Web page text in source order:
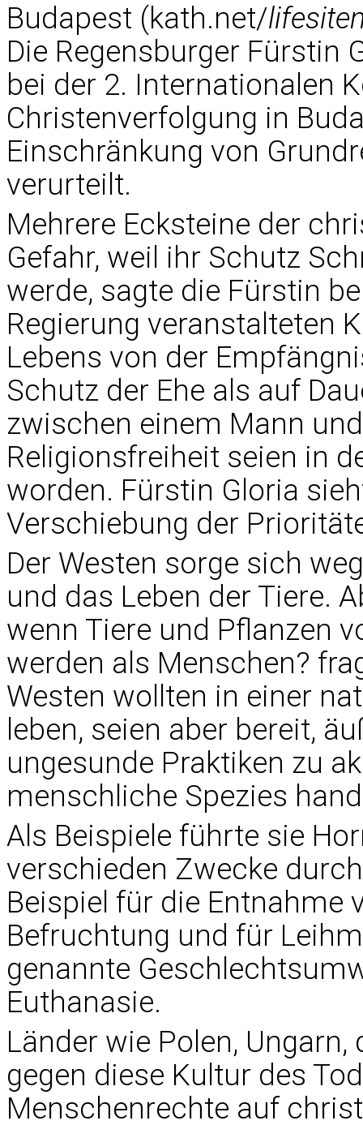
Budapest (kath.net/
Die Regensburger Fürstin
bei der 2. Internationalen
Christenverfolgung in
Einschränkung von
verurteilt.
Mehrere Ecksteine der
Gefahr, weil ihr Schutz
werde, sagte die Fürstin
Regierung veranstalteten
Lebens von der
Schutz der Ehe als auf
zwischen einem Mann
Religionsfreiheit seien in
worden. Fürstin Gloria
Verschiebung der
Der Westen sorge sich
und das Leben der Tiere.
wenn Tiere und Pflanzen
werden als Menschen?
Westen wollten in einer
leben, seien aber bereit,
ungesunde Praktiken zu
menschliche Spezies
Als Beispiele führte sie
verschieden Zwecke
Beispiel für die Entnahme
Befruchtung und für
genannte
Euthanasie.
Länder wie Polen,
gegen diese Kultur des
Menschenrechte auf